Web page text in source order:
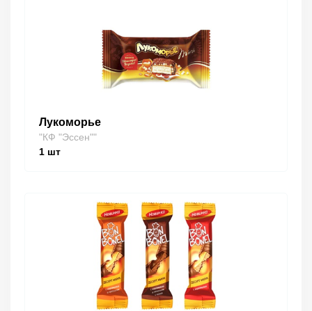
Лукоморье
"КФ "Эссен""
1 шт